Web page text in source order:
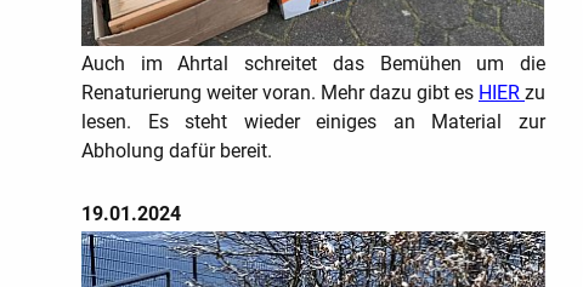
Auch im Ahrtal schreitet das Bemühen um die
Renaturierung weiter voran. Mehr dazu gibt es HIER zu
lesen. Es steht wieder einiges an Material zur
Abholung dafür bereit.
19.01.2024